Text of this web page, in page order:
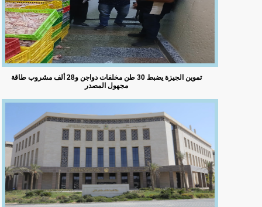
تموين الجيزة يضبط 30 طن مخلفات دواجن و28 ألف مشروب طاقة
مجهول المصدر